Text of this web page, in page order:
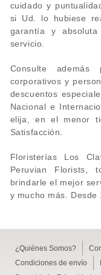
cuidado y
si Ud. lo hubiese
garantía y
servicio.
Consulte además
corporativos y
descuentos
Nacional e
elija, en el menor
Satisfacción.
Floristerías Los
Peruvian Florists,
brindarle el mejor
y mucho más. Desde
¿Quiénes Somos?
Condiciones de envío